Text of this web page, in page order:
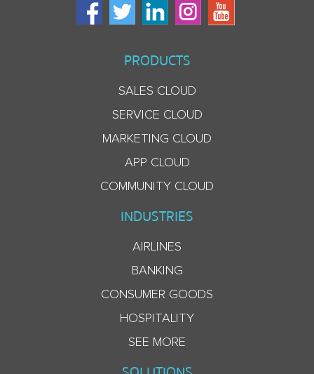
PRODUCTS
SALES CLOUD
SERVICE CLOUD
MARKETING CLOUD
APP CLOUD
COMMUNITY CLOUD
INDUSTRIES
AIRLINES
BANKING
CONSUMER GOODS
HOSPITALITY
SEE MORE